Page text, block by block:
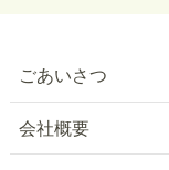
ごあいさつ
会社概要